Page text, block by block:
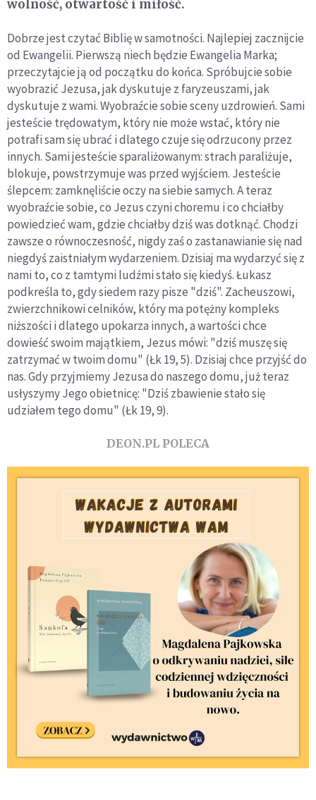
wolność, otwartość i miłość.
Dobrze jest czytać Biblię w samotności. Najlepiej zacznijcie
od Ewangelii. Pierwszą niech będzie Ewangelia Marka;
przeczytajcie ją od początku do końca. Spróbujcie sobie
wyobrazić Jezusa, jak dyskutuje z faryzeuszami, jak
dyskutuje z wami. Wyobraźcie sobie sceny uzdrowień. Sami
jesteście trędowatym, który nie może wstać, który nie
potrafi sam się ubrać i dlatego czuje się odrzucony przez
innych. Sami jesteście sparaliżowanym: strach paraliżuje,
blokuje, powstrzymuje was przed wyjściem. Jesteście
ślepcem: zamknęliście oczy na siebie samych. A teraz
wyobraźcie sobie, co Jezus czyni choremu i co chciałby
powiedzieć wam, gdzie chciałby dziś was dotknąć. Chodzi
zawsze o równoczesność, nigdy zaś o zastanawianie się nad
niegdyś zaistniałym wydarzeniem. Dzisiaj ma wydarzyć się z
nami to, co z tamtymi ludźmi stało się kiedyś. Łukasz
podkreśla to, gdy siedem razy pisze "dziś". Zacheuszowi,
zwierzchnikowi celników, który ma potężny kompleks
niższości i dlatego upokarza innych, a wartości chce
dowieść swoim majątkiem, Jezus mówi: "dziś muszę się
zatrzymać w twoim domu" (Łk 19, 5). Dzisiaj chce przyjść do
nas. Gdy przyjmiemy Jezusa do naszego domu, już teraz
usłyszymy Jego obietnicę: "Dziś zbawienie stało się
udziałem tego domu" (Łk 19, 9).
DEON.PL POLECA